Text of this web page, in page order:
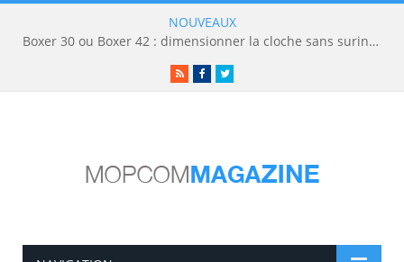
NOUVEAUX
Boxer 30 ou Boxer 42 : dimensionner la cloche sans surinvestir
RSSFacebookTwitter